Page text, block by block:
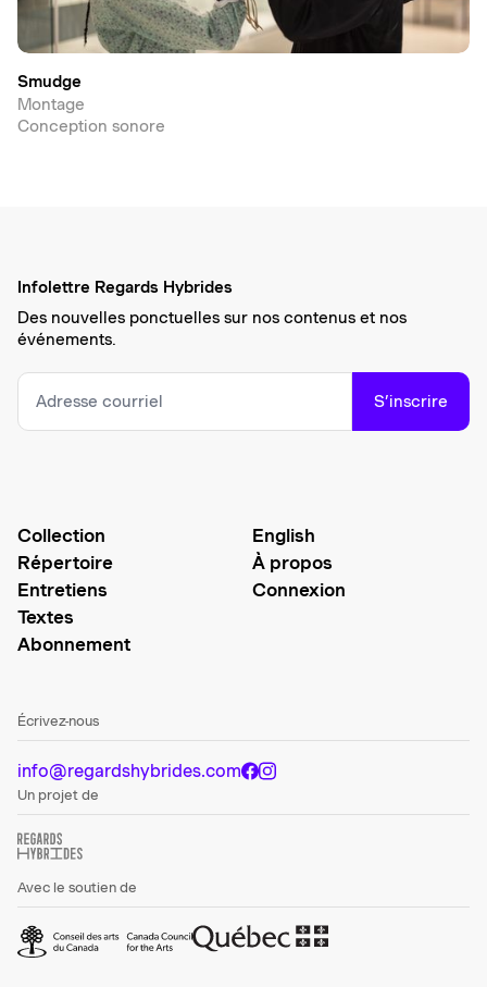
Smudge
Montage
Conception sonore
Infolettre Regards Hybrides
Des nouvelles ponctuelles sur nos contenus et nos
événements.
S’inscrire
Collection
Répertoire
Entretiens
Textes
Abonnement
English
À propos
Connexion
Écrivez-nous
info@regardshybrides.com
Un projet de
Avec le soutien de